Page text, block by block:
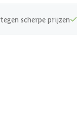
tegen scherpe prijzen